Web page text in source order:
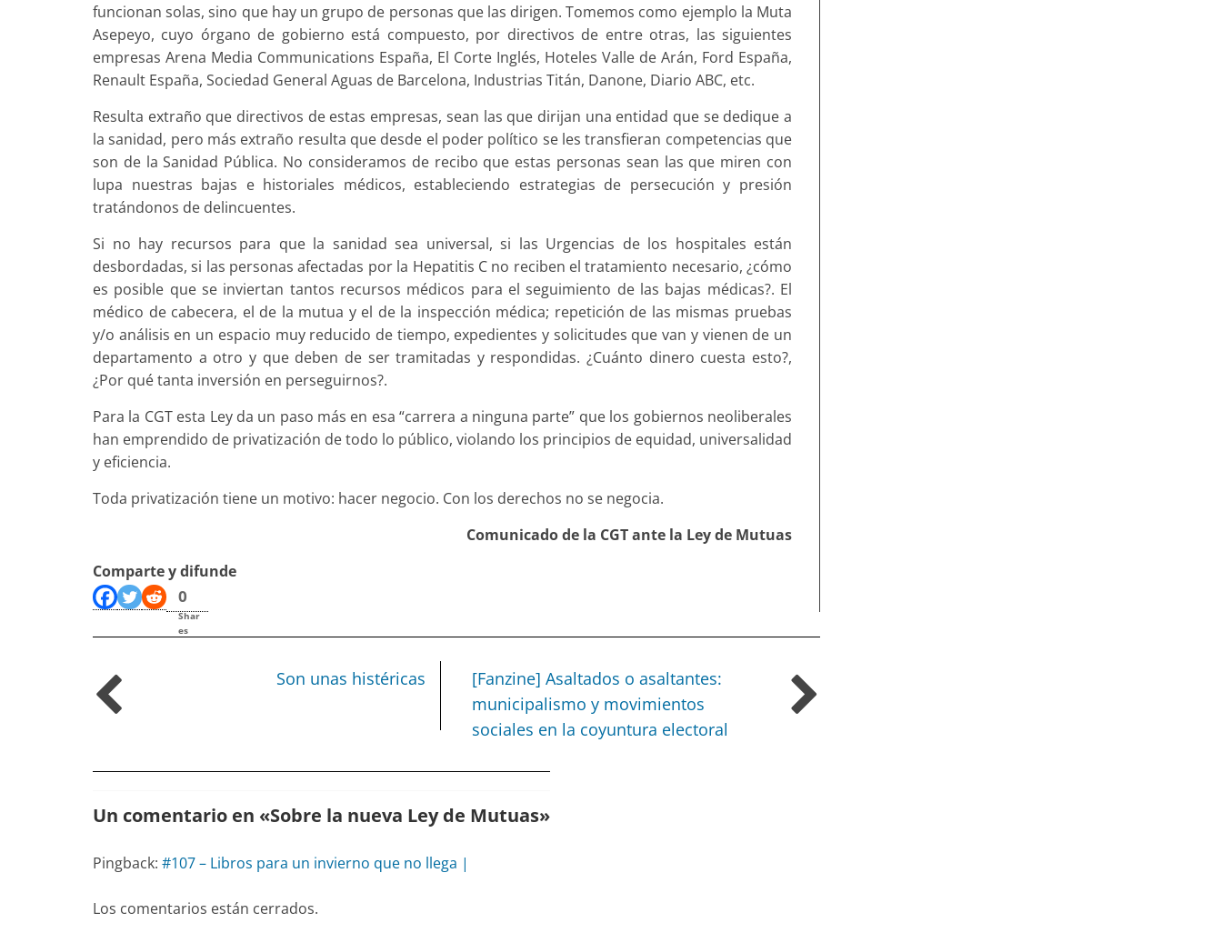
funcionan solas, sino que hay un grupo de personas que las dirigen. Tomemos como ejemplo la Muta
Asepe­yo, cuyo órgano de gobierno está compuesto, por directivos de entre otras, las siguientes
empresas Arena Media Communications Espa­ña, El Corte Inglés, Hoteles Valle de Arán, Ford España,
Renault España, Sociedad General Aguas de Barcelona, Industrias Titán, Danone, Diario ABC, etc.
Resulta extraño que directivos de estas em­presas, sean las que dirijan una entidad que se dedique a
la sanidad, pero más extraño resulta que desde el poder político se les transfieran competencias que
son de la Sanidad Pública. No consideramos de recibo que estas personas sean las que miren con
lupa nuestras bajas e historia­les médicos, estableciendo estrategias de perse­cución y presión
tratándonos de delincuentes.
Si no hay recursos para que la sanidad sea universal, si las Urgencias de los hospitales es­tán
desbordadas, si las personas afectadas por la Hepatitis C no reciben el tratamiento necesario, ¿cómo
es posible que se inviertan tantos recursos médicos para el seguimiento de las bajas médi­cas?. El
médico de cabecera, el de la mutua y el de la inspección médica; repetición de las mis­mas pruebas
y/o análisis en un espacio muy re­ducido de tiempo, expedientes y solicitudes que van y vienen de un
departamento a otro y que deben de ser tramitadas y respondidas. ¿Cuánto dinero cuesta esto?,
¿Por qué tanta inversión en perseguirnos?.
Para la CGT esta Ley da un paso más en esa “carrera a ninguna parte” que los gobiernos neoliberales
han emprendido de privatiza­ción de todo lo público, violando los principios de equidad, universa­lidad
y eficiencia.
Toda privatización tiene un motivo: hacer negocio. Con los dere­chos no se negocia.
Comunicado de la CGT ante la Ley de Mutuas
Comparte y difunde
0
Shar
es
Son unas histéricas
[Fanzine] Asaltados o asaltantes:
municipalismo y movimientos
sociales en la coyuntura electoral
Un comentario en «Sobre la nueva Ley de Mutuas»
Pingback: #107 – Libros para un invierno que no llega |
Los comentarios están cerrados.